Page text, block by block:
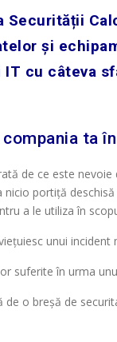
Securității
și
cu câteva
ta
de ce este
portiță
a le utiliza în
unui
suferite în urma
de o breșă de